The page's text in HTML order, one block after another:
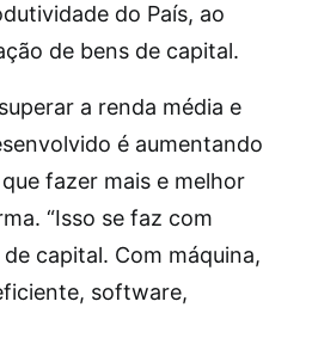
do País, ao
de bens de capital.
a renda média e
é aumentando
fazer mais e melhor
“Isso se faz com
capital. Com máquina,
software,